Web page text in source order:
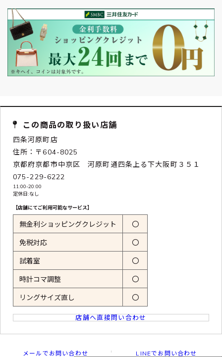
この商品の取り扱い店舗
四条河原町店
住所：〒604-8025
京都府京都市中京区 河原町通四条上る下大阪町３５１
075-229-6222
11:00-20:00
定休日:なし
【店舗にてご利用可能なサービス】
無金利ショッピングクレジット 〇
免税対応 〇
試着室 〇
時計コマ調整 〇
リングサイズ直し 〇
店舗へ直接問い合わせ
メールでお問い合わせ LINEでお問い合わせ